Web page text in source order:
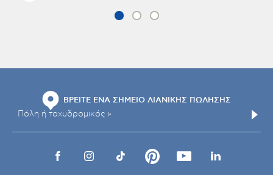
ΒΡΕΙΤΕ ΕΝΑ ΣΗΜΕΙΟ ΛΙΑΝΙΚΗΣ ΠΩΛΗΣΗΣ